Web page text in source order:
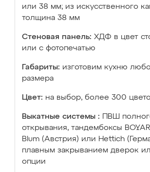
или 38 мм; из искусственного
толщина 38 мм
Стеновая панель: ХДФ в цвет
или с фотопечатью
Габариты: изготовим кухню
размера
Цвет: на выбор, более 300
Выкатные системы :
ПВШ
открывания, тандембоксы
Blum (Австрия) или Hettich
плавным закрыванием дверок
опции